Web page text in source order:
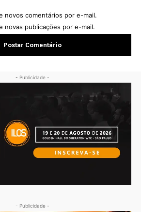
novos comentários por e-mail.
novas publicações por e-mail.
- Publicidade -
- Publicidade -